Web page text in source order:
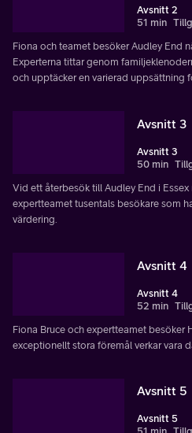
Avsnitt 2
51 min
Fiona och teamet besöker Audley End
Experterna tittar genom
och upptäcker en varierad uppsättning
Avsnitt 3
Avsnitt 3
50 min
Vid ett återbesök till Audley End i
expertteamet tusentals besökare som
värdering.
Avsnitt 4
Avsnitt 4
52 min
Fiona Bruce och expertteamet besöker
exceptionellt stora föremål verkar vara
Avsnitt 5
Avsnitt 5